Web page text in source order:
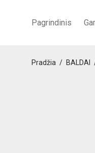
Pagrindinis
Pradžia / BALDAI